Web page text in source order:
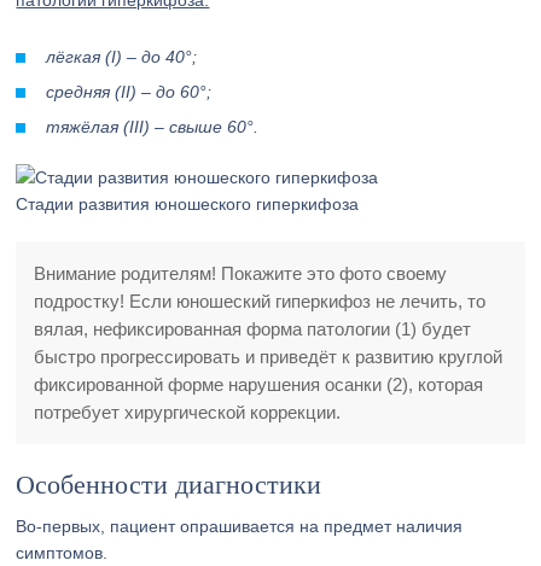
лёгкая (I) – до 40°;
средняя (II) – до 60°;
тяжёлая (III) – свыше 60°.
Стадии развития юношеского гиперкифоза
Внимание родителям! Покажите это фото своему
подростку! Если юношеский гиперкифоз не лечить, то
вялая, нефиксированная форма патологии (1) будет
быстро прогрессировать и приведёт к развитию круглой
фиксированной форме нарушения осанки (2), которая
потребует хирургической коррекции.
Особенности диагностики
Во-первых, пациент опрашивается на предмет наличия
симптомов.